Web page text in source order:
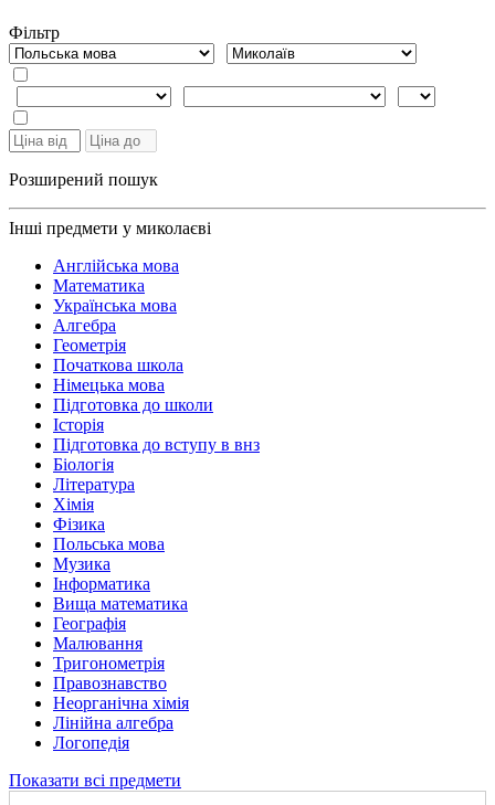
Фiльтр
Розширений пошук
Інші предмети у миколаєві
Англійська мова
Математика
Українська мова
Алгебра
Геометрія
Початкова школа
Німецька мова
Підготовка до школи
Історія
Підготовка до вступу в внз
Біологія
Література
Хімія
Фізика
Польська мова
Музика
Інформатика
Вища математика
Географія
Малювання
Тригонометрія
Правознавство
Неорганічна хімія
Лінійна алгебра
Логопедія
Показати всі предмети